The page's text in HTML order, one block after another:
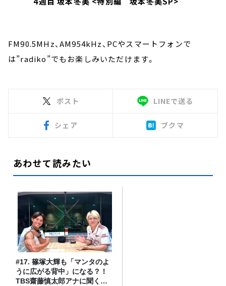
FM90.5MHz、AM954kHz、PCやスマートフォンで
は”radiko”でもお楽しみいただけます。
ポスト LINEで送る
シェア ブクマ
あわせて読みたい
#17. 篠塚大輝も「マンタのよ
うに広がる背中」になる？！
TBS齋藤慎太郎アナに聞くメ